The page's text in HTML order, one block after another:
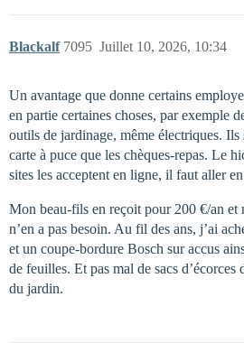
Blackalf Juillet 10, 2026, 10:34
7095
Un avantage que donne certains
en partie certaines choses, par exemple
outils de jardinage, même électriques.
carte à puce que les chèques-repas. Le
sites les acceptent en ligne, il faut aller
Mon beau-fils en reçoit pour 200 €/an et
n’en a pas besoin. Au fil des ans, j’ai
et un coupe-bordure Bosch sur accus
de feuilles. Et pas mal de sacs
du jardin.